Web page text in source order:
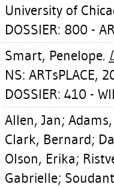
University of
DOSSIER: 800 -
Smart, Penelope.
NS: ARTsPLACE,
DOSSIER: 410 -
Allen, Jan;
Clark, Bernard;
Olson, Erika;
Gabrielle;